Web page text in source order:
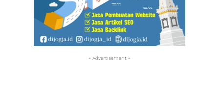
- Advertisement -